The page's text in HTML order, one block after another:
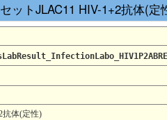
ットJLAC11 HIV-1+2抗体(定
抗体(定性)